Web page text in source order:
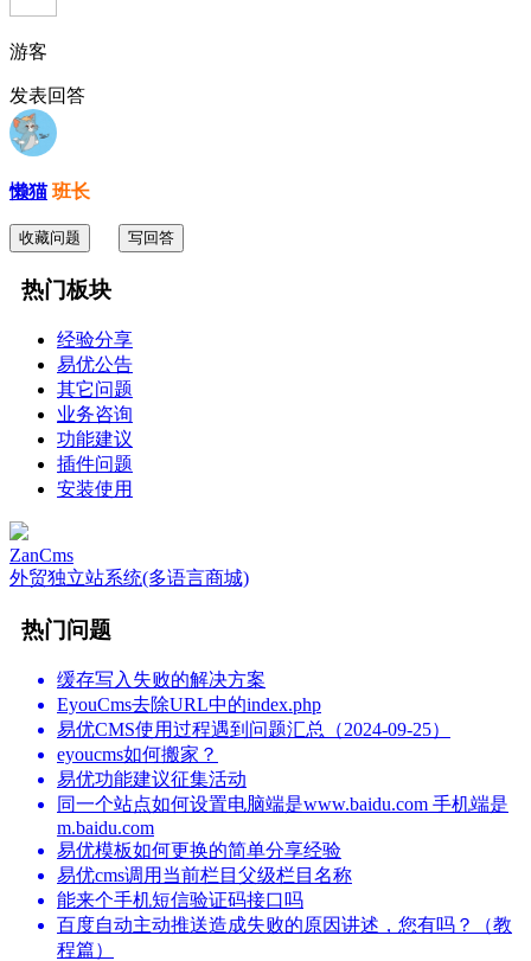
游客
发表回答
懒猫班长
收藏问题 写回答
热门板块
经验分享
易优公告
其它问题
业务咨询
功能建议
插件问题
安装使用
ZanCms
外贸独立站系统(多语言商城)
热门问题
缓存写入失败的解决方案
EyouCms去除URL中的index.php
易优CMS使用过程遇到问题汇总（2024-09-25）
eyoucms如何搬家？
易优功能建议征集活动
同一个站点如何设置电脑端是www.baidu.com 手机端是
m.baidu.com
易优模板如何更换的简单分享经验
易优cms调用当前栏目父级栏目名称
能来个手机短信验证码接口吗
百度自动主动推送造成失败的原因讲述，您有吗？（教
程篇）